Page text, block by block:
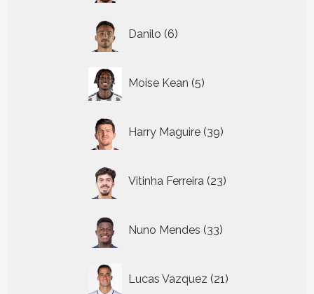
Danilo 6
producten
Moise Kean 5
producten
Harry Maguire 39
producten
Vitinha Ferreira 23
producten
Nuno Mendes 33
producten
Lucas Vazquez 21
producten